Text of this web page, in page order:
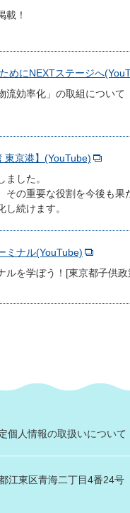
載！
めにNEXTステージへ
流効率化」の取組について
東京港】(YouTube)
した。
の重要な役割を今後も果
続けます。
ミナル(YouTube)
ルを学ぼう！[東京都子供政
個人情報の取扱いについて
江東区青海二丁目4番24号